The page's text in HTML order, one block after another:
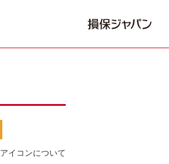
アイコンについて